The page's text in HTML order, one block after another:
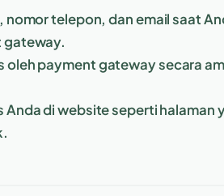
nomor telepon, dan email saat
gateway.
oleh payment gateway secara
Anda di website seperti halaman